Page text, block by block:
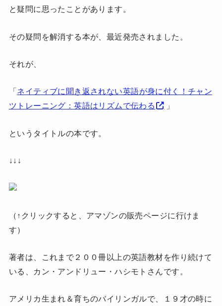
と疑問に思ったことがあります。
その疑問を解消する本が、最近発売されました。
それが、
「ネイティブに聞き返されない英語が身に付く！チャン
ツトレーニング：英語はリズムで伝わる
」
というタイトルの本です。
↓↓↓
（↑クリックすると、アマゾンの販売ページに行けま
す）
著者は、これまで２００冊以上の英語教材を作り続けて
いる、カン・アンドリュー・ハシモトさんです。
アメリカ生まれ＆育ちのバイリンガルで、１９才の時に